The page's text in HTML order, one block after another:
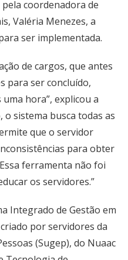
pela coordenadora de
Valéria Menezes, a
ser implementada.
de cargos, que antes
para ser concluído,
hora”, explicou a
sistema busca todas as
que o servidor
para obter
ferramenta não foi
os servidores.”
Integrado de Gestão em
por servidores da
(Sugep), do Nuaac